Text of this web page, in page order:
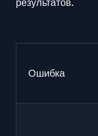
результатов.
Ошибка